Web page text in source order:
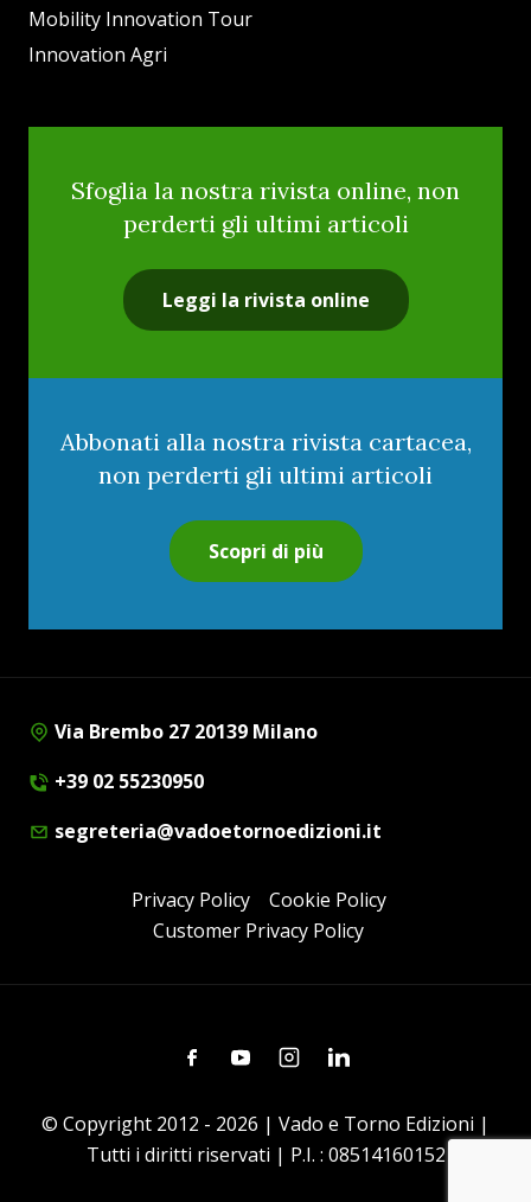
Mobility Innovation Tour
Innovation Agri
Sfoglia la nostra rivista online, non
perderti gli ultimi articoli
Leggi la rivista online
Abbonati alla nostra rivista cartacea,
non perderti gli ultimi articoli
Scopri di più
Via Brembo 27 20139 Milano
+39 02 55230950
segreteria@vadoetornoedizioni.it
Privacy Policy
Cookie Policy
Customer Privacy Policy
FacebookYoutubeInstagramLinkedin
© Copyright 2012 - 2026 | Vado e Torno Edizioni |
Tutti i diritti riservati | P.I. : 08514160152